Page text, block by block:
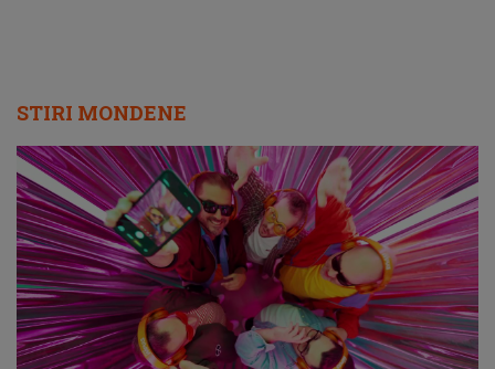
STIRI MONDENE